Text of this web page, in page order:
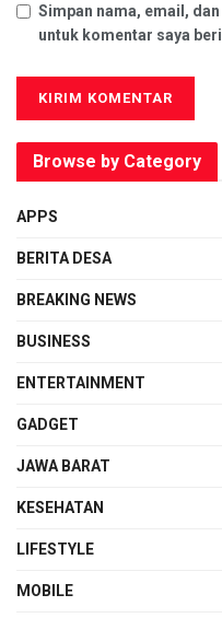
Simpan nama, email,
untuk komentar saya
Browse by Category
APPS
BERITA DESA
BREAKING NEWS
BUSINESS
ENTERTAINMENT
GADGET
JAWA BARAT
KESEHATAN
LIFESTYLE
MOBILE